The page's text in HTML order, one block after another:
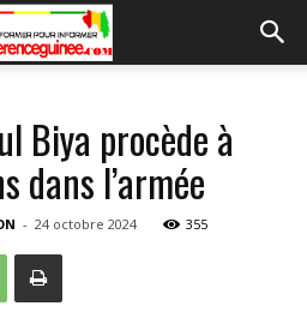
Biya procède à
dans l’armée
- 24 octobre 2024 355